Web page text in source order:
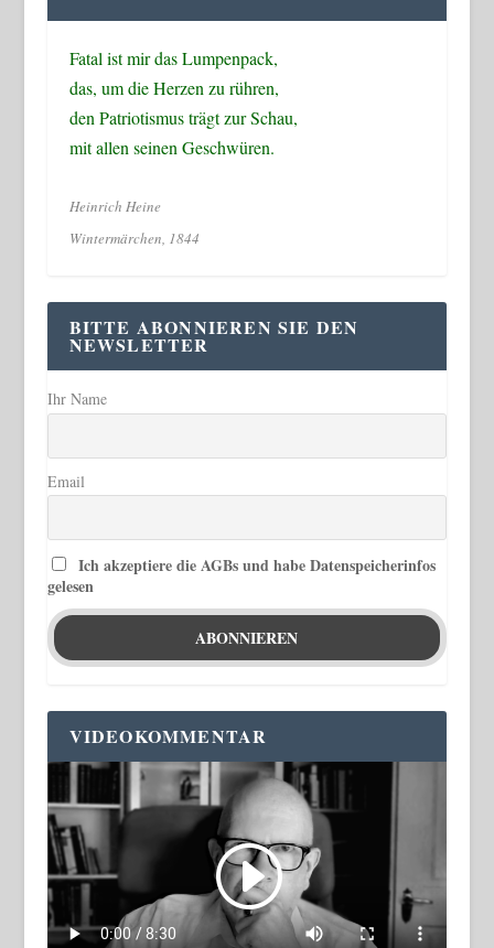
Fatal ist mir das Lumpenpack,
das, um die Herzen zu rühren,
den Patriotismus trägt zur Schau,
mit allen seinen Geschwüren.
Heinrich Heine
Wintermärchen, 1844
BITTE ABONNIEREN SIE DEN
NEWSLETTER
Ihr Name
Email
Ich akzeptiere die AGBs und habe Datenspeicherinfos
gelesen
VIDEOKOMMENTAR